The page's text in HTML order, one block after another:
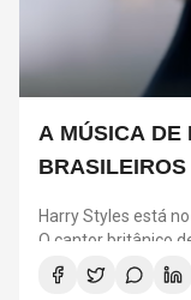
A MÚSICA DE
Harry Styles está
O cantor britânico
semana para
capital paulista.